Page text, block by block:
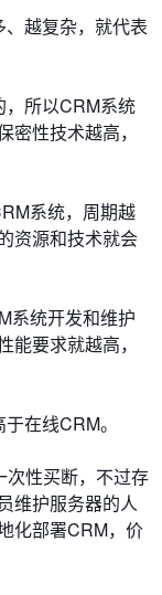
越复杂，就代表
所以CRM系统
性技术越高，
系统，周期越
资源和技术就会
系统开发和维护
要求就越高，
在线CRM。
性买断，不过存
维护服务器的人
化部署CRM，价